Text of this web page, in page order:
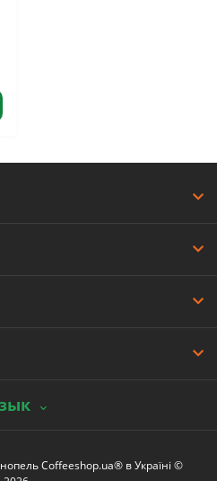
Coffeeshop.ua® в Україні ©